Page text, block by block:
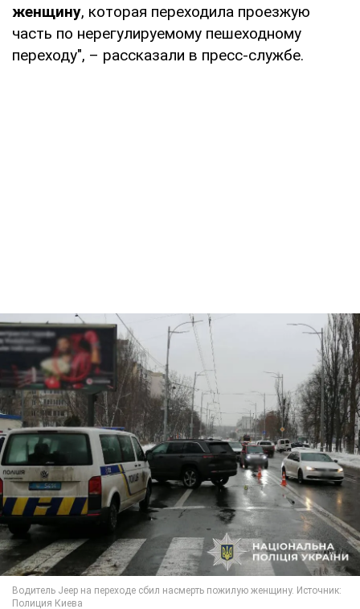
женщину, которая переходила проезжую
часть по нерегулируемому пешеходному
переходу", – рассказали в пресс-службе.